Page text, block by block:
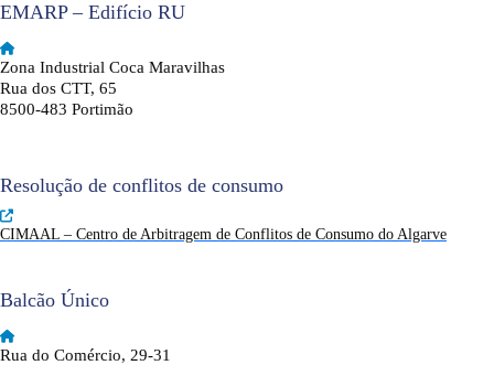
EMARP – Edifício RU
Zona Industrial Coca Maravilhas
Rua dos CTT, 65
8500-483 Portimão
Resolução de conflitos de consumo
CIMAAL – Centro de Arbitragem de Conflitos de Consumo do Algarve
Balcão Único
Rua do Comércio, 29-31